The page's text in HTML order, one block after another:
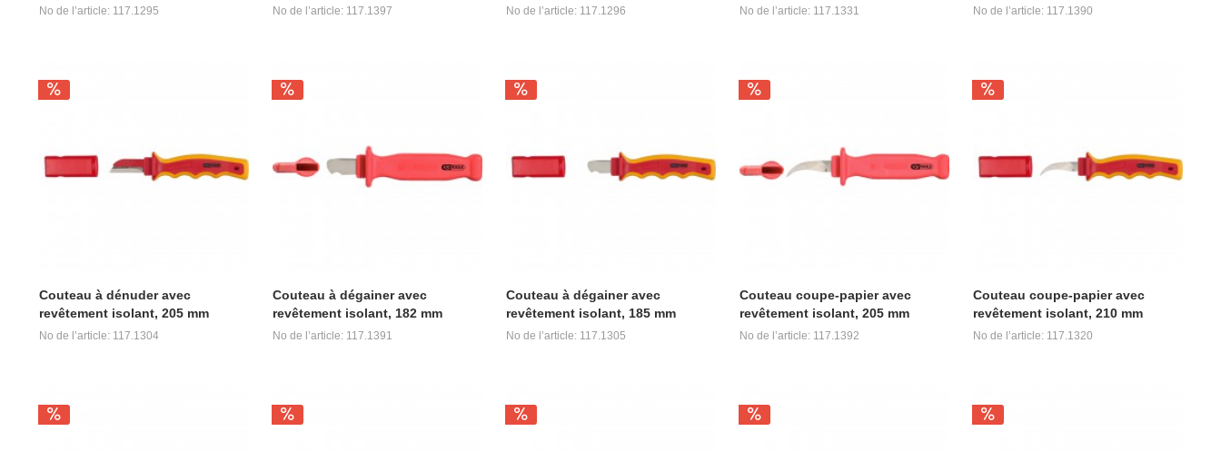
No de l’article: 117.1295 No de l’article: 117.1397 No de l’article: 117.1296 No de l’article: 117.1331 No de l’article: 117.1390
Couteau à dénuder avec
revêtement isolant, 205 mm
No de l’article: 117.1304
Couteau à dégainer avec
revêtement isolant, 182 mm
No de l’article: 117.1391
Couteau à dégainer avec
revêtement isolant, 185 mm
No de l’article: 117.1305
Couteau coupe-papier avec
revêtement isolant, 205 mm
No de l’article: 117.1392
Couteau coupe-papier avec
revêtement isolant, 210 mm
No de l’article: 117.1320